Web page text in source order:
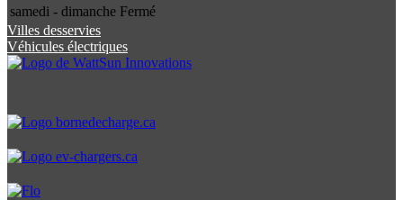
samedi - dimanche Fermé
Villes desservies
Véhicules électriques